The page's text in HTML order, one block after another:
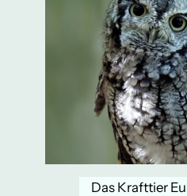
Das Krafttier